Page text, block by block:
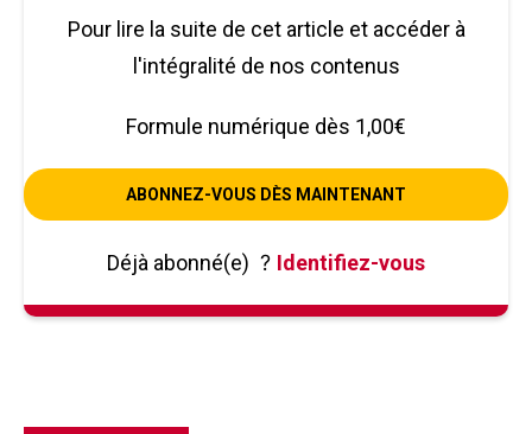
Pour lire la suite de cet article et accéder à
l'intégralité de nos contenus
Formule numérique dès 1,00€
ABONNEZ-VOUS DÈS MAINTENANT
Déjà abonné(e) ? Identifiez-vous